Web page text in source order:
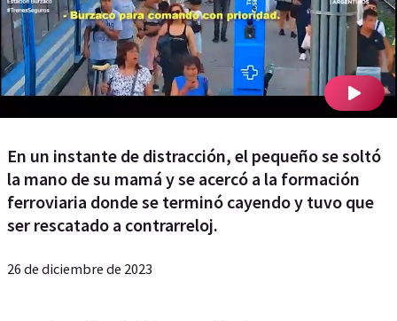
En un instante de distracción, el pequeño se soltó
la mano de su mamá y se acercó a la formación
ferroviaria donde se terminó cayendo y tuvo que
ser rescatado a contrarreloj.
26 de diciembre de 2023